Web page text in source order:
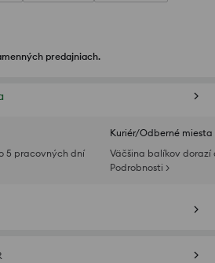
predajniach.
5 pracovných dní
Kuriér/Odberné miesta
Väčšina balíkov
Podrobnosti >